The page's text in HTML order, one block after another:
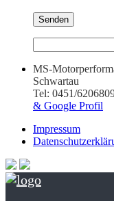
MS-
Schwartau
Tel: 0451/
& Google Profil
Impressum